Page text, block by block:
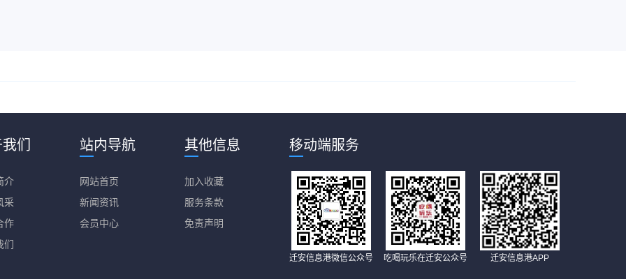
们
介
采
作
们
站内导航
网站首页
新闻资讯
会员中心
其他信息
加入收藏
服务条款
免责声明
移动端服务
迁安信息港微信公众号 吃喝玩乐在迁安公众号 迁安信息港APP